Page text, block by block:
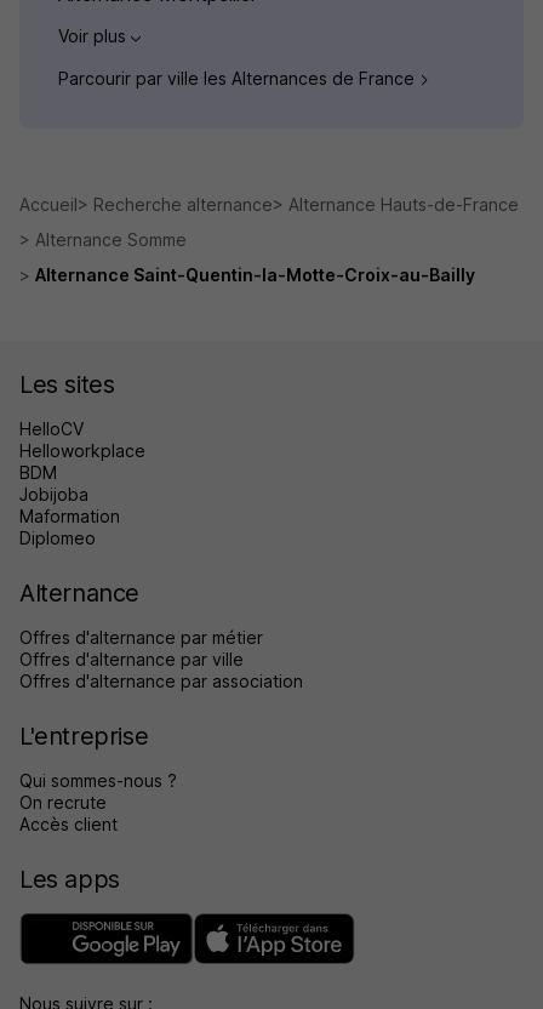
Voir plus
Parcourir par ville les Alternances de France
Accueil Recherche alternance
Alternance Hauts-de-France
Alternance Somme
Alternance Saint-Quentin-la-Motte-Croix-au-Bailly
Les sites
HelloCV
Helloworkplace
BDM
Jobijoba
Maformation
Diplomeo
Alternance
Offres d'alternance par métier
Offres d'alternance par ville
Offres d'alternance par association
L'entreprise
Qui sommes-nous ?
On recrute
Accès client
Les apps
Nous suivre sur :